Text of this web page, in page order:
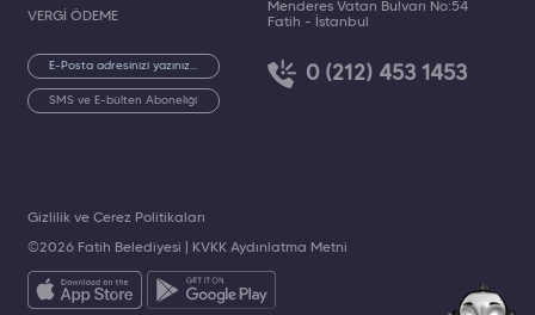
VERGİ ÖDEME
SMS ve E-bülten Aboneliği
Menderes Vatan Bulvarı No:54
Fatih - İstanbul
0 (212) 453 1453
©2026 Fatih Belediyesi | KVKK Aydınlatma Metni
Gizlilik ve Çerez Politikaları